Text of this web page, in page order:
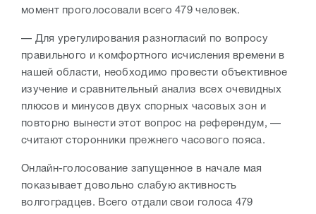
момент проголосовали всего 479 человек.
— Для урегулирования разногласий по вопросу
правильного и комфортного исчисления времени в
нашей области, необходимо провести объективное
изучение и сравнительный анализ всех очевидных
плюсов и минусов двух спорных часовых зон и
повторно вынести этот вопрос на референдум, —
считают сторонники прежнего часового пояса.
Онлайн-голосование запущенное в начале мая
показывает довольно слабую активность
волгоградцев. Всего отдали свои голоса 479